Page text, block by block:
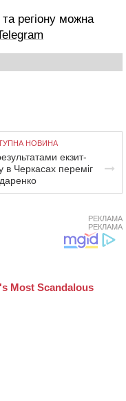
регіону можна
НОВИНА
екзит-
в Черкасах переміг
РЕКЛАМА
РЕКЛАМА